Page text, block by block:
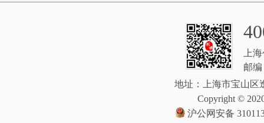
上
邮编
地址：上海市宝山区
Copyright ©
沪公网安备